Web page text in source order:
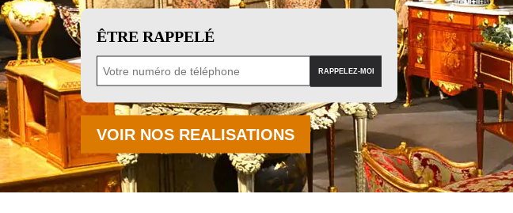
ÊTRE RAPPELÉ
VOIR NOS REALISATIONS